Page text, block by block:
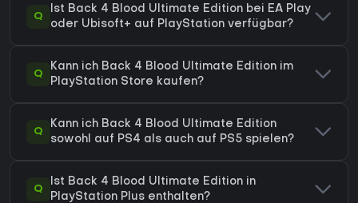
Q
Ist Back 4 Blood Ultimate Edition bei EA Play
oder Ubisoft+ auf PlayStation verfügbar?
Q
Kann ich Back 4 Blood Ultimate Edition im
PlayStation Store kaufen?
Q
Kann ich Back 4 Blood Ultimate Edition
sowohl auf PS4 als auch auf PS5 spielen?
Q
Ist Back 4 Blood Ultimate Edition in
PlayStation Plus enthalten?